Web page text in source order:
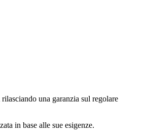
una garanzia sul regolare
in base alle sue esigenze.